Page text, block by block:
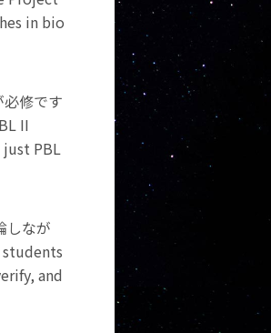
in bio
修です
II
PBL
しなが
students
and